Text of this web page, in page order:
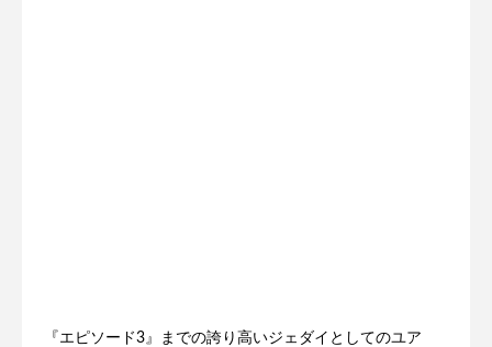
『エピソード3』までの誇り高いジェダイとしてのユア